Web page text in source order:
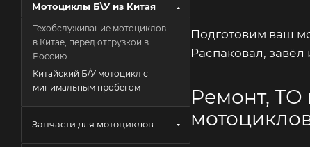
Подготовим ваш
Распаковал,
Ремонт, ТО
Мотоциклы Б\У из Китая
Техобслуживание мотоциклов
в Китае, перед отгрузкой в
Россию
Китайский Б/У мотоцикл с
минимальным пробегом
Запчасти для мотоциклов